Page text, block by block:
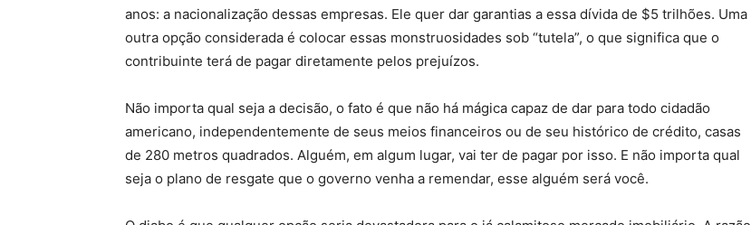
anos: a nacionalização dessas empresas. Ele quer dar garantias a essa dívida de $5 trilhões. Uma
outra opção considerada é colocar essas monstruosidades sob “tutela”, o que significa que o
contribuinte terá de pagar diretamente pelos prejuízos.
Não importa qual seja a decisão, o fato é que não há mágica capaz de dar para todo cidadão
americano, independentemente de seus meios financeiros ou de seu histórico de crédito, casas
de 280 metros quadrados. Alguém, em algum lugar, vai ter de pagar por isso. E não importa qual
seja o plano de resgate que o governo venha a remendar, esse alguém será você.